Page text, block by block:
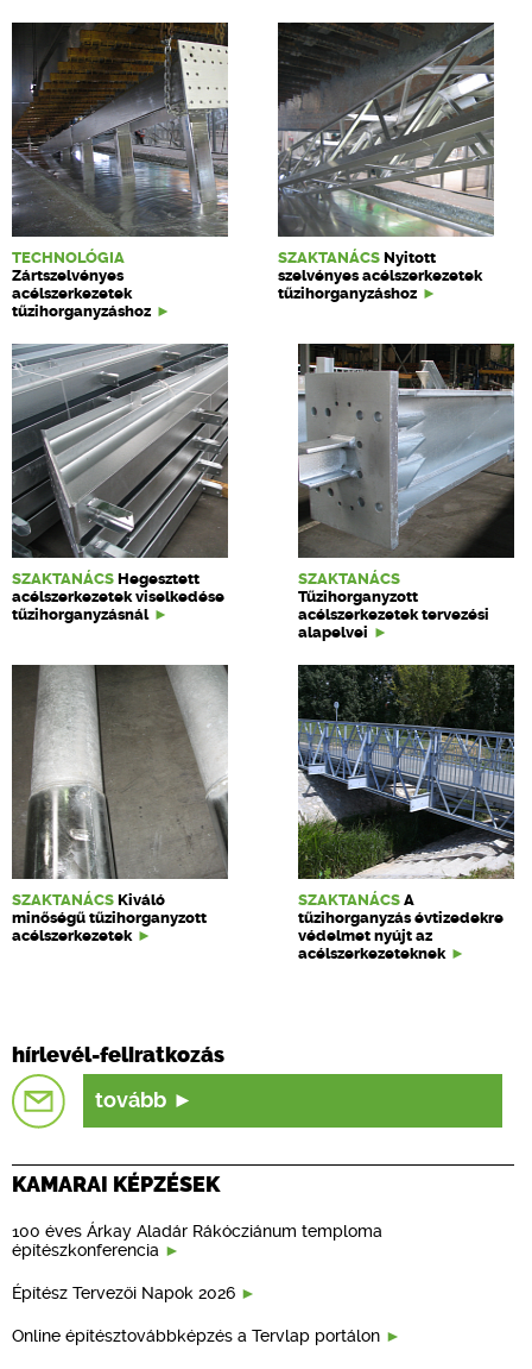
TECHNOLÓGIA
Zártszelvényes
acélszerkezetek
tűzihorganyzáshoz
SZAKTANÁCS Nyitott
szelvényes acélszerkezetek
tűzihorganyzáshoz
SZAKTANÁCS Hegesztett
acélszerkezetek viselkedése
tűzihorganyzásnál
SZAKTANÁCS
Tűzihorganyzott
acélszerkezetek tervezési
alapelvei
SZAKTANÁCS Kiváló
minőségű tűzihorganyzott
acélszerkezetek
SZAKTANÁCS A
tűzihorganyzás évtizedekre
védelmet nyújt az
acélszerkezeteknek
hírlevél-feliratkozás
tovább
KAMARAI KÉPZÉSEK
100 éves Árkay Aladár Rákócziánum temploma
építészkonferencia
Építész Tervezői Napok 2026
Online építésztovábbképzés a Tervlap portálon